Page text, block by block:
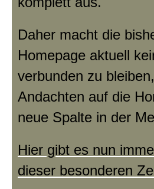
Daher macht die
Homepage aktuell
verbunden zu
Andachten auf die
neue Spalte in der
Hier gibt es nun
dieser besonderen